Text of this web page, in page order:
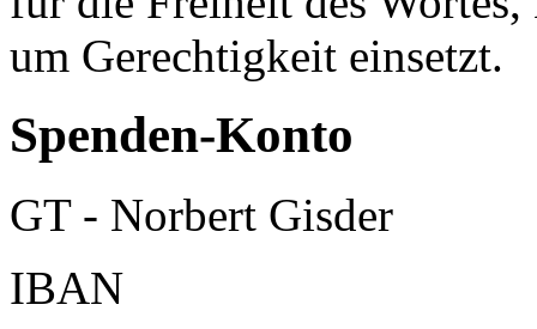
um Gerechtigkeit einsetzt.
Spenden-Konto
GT - Norbert Gisder
IBAN